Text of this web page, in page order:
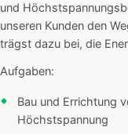
und
unseren Kunden den
trägst dazu bei, die
Aufgaben:
Bau und Errichtung
Höchstspannung